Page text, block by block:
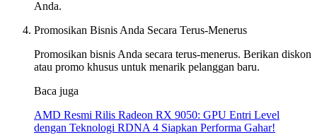
Anda.
Promosikan Bisnis Anda Secara Terus-Menerus
Promosikan bisnis Anda secara terus-menerus. Berikan diskon
atau promo khusus untuk menarik pelanggan baru.
Baca juga
AMD Resmi Rilis Radeon RX 9050: GPU Entri Level
dengan Teknologi RDNA 4 Siapkan Performa Gahar!